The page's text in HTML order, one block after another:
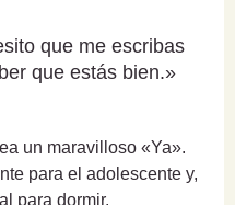
que me escribas
que estás bien.»
un maravilloso «Ya».
para el adolescente y,
para dormir.